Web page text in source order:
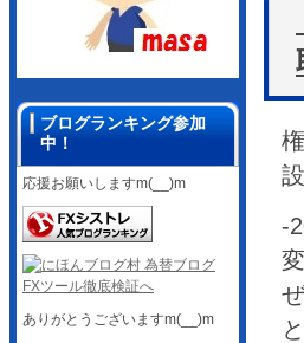
-
ブログランキング参加
中！
応援お願いしますm(__)m
ありがとうございますm(__)m